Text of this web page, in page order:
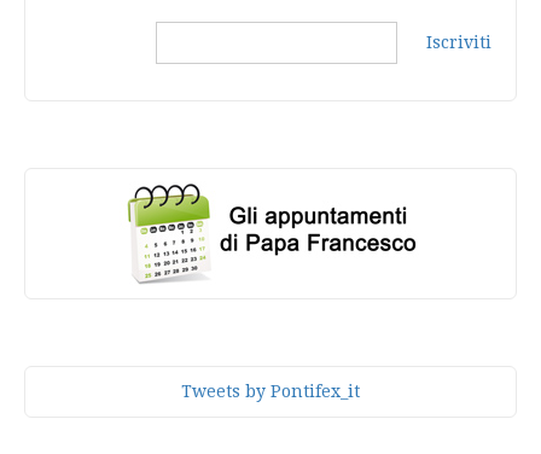
Iscriviti
Tweets by Pontifex_it